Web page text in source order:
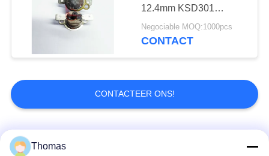
12.4mm KSD301
Bimetaal Onverwachte
Schijfthermostaat
Negociable MOQ:1000pcs
CONTACT
CONTACTEER ONS!
populaire categorieën
Thomas